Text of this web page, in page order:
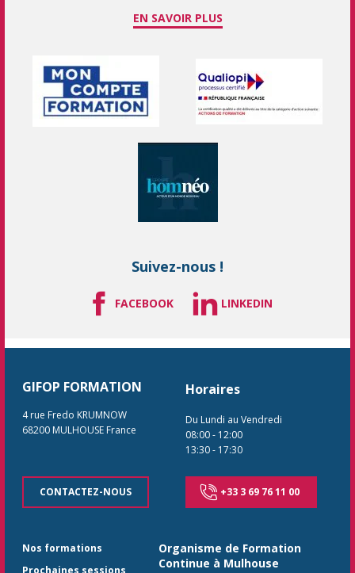
EN SAVOIR PLUS
Suivez-nous !
FACEBOOK LINKEDIN
GIFOP FORMATION
4 rue Fredo KRUMNOW
68200 MULHOUSE France
CONTACTEZ-NOUS
Horaires
Du Lundi au Vendredi
08:00- 12:00
13:30- 17:30
+33 3 69 76 11 00
Nos formations
Organisme de Formation
Continue à Mulhouse